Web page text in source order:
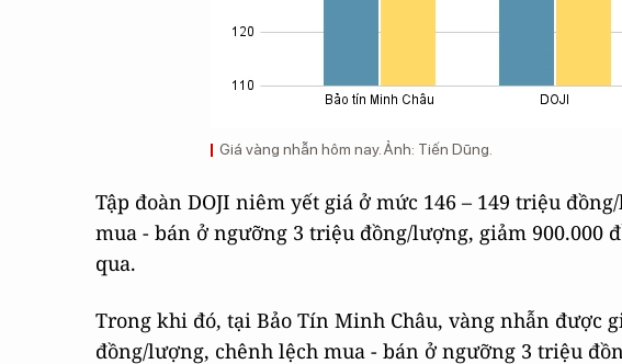
Giá vàng nhẫn hôm nay. Ảnh: Tiến Dũng.
Tập đoàn DOJI niêm yết giá ở mức 146 – 149 triệu
mua - bán ở ngưỡng 3 triệu đồng/lượng, giảm 900.000
qua.
Trong khi đó, tại Bảo Tín Minh Châu, vàng nhẫn được
đồng/lượng, chênh lệch mua - bán ở ngưỡng 3 triệu